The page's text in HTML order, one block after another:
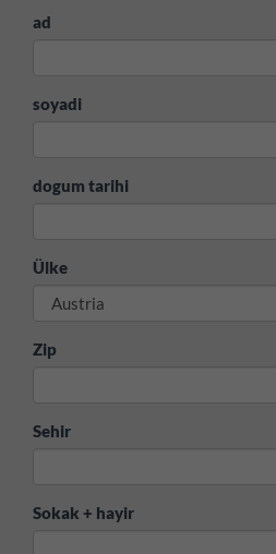
ad
soyadi
dogum tarihi
Ülke
Zip
Sehir
Sokak + hayir